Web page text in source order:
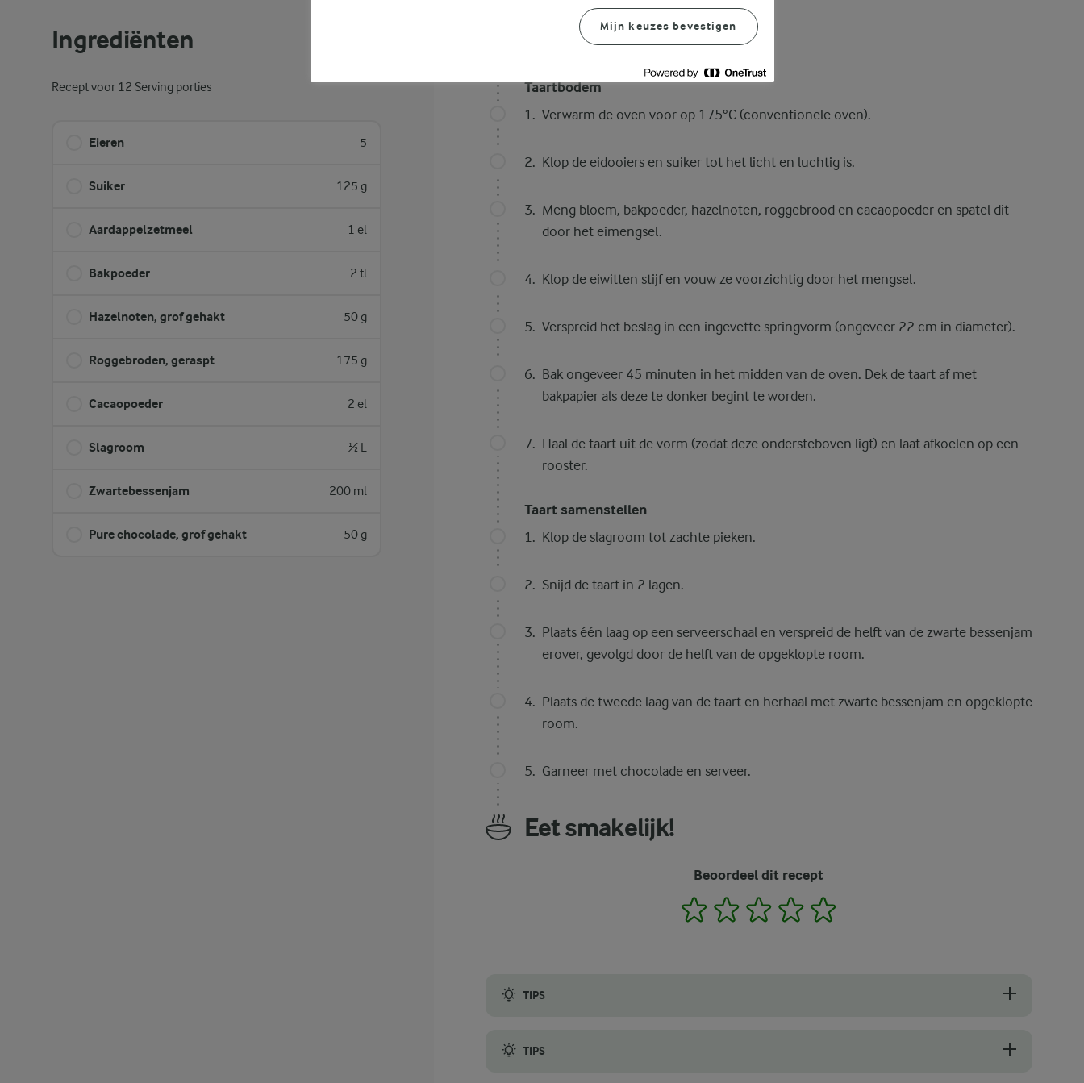
Ingrediënten
Recept voor 12 Serving porties
Eieren 5
Suiker 125 g
Aardappelzetmeel 1 el
Bakpoeder 2 tl
Hazelnoten, grof gehakt 50 g
Roggebroden, geraspt 175 g
Cacaopoeder 2 el
Slagroom ½ L
Zwartebessenjam 200 ml
Pure chocolade, grof gehakt 50 g
Bereidingswijze
Taartbodem
Verwarm de oven voor op 175°C (conventionele oven).
Klop de eidooiers en suiker tot het licht en luchtig is.
Meng bloem, bakpoeder, hazelnoten, roggebrood en cacaopoeder en spatel dit
door het eimengsel.
Klop de eiwitten stijf en vouw ze voorzichtig door het mengsel.
Verspreid het beslag in een ingevette springvorm (ongeveer 22 cm in diameter).
Bak ongeveer 45 minuten in het midden van de oven. Dek de taart af met
bakpapier als deze te donker begint te worden.
Haal de taart uit de vorm (zodat deze ondersteboven ligt) en laat afkoelen op een
rooster.
Taart samenstellen
Klop de slagroom tot zachte pieken.
Snijd de taart in 2 lagen.
Plaats één laag op een serveerschaal en verspreid de helft van de zwarte bessenjam
erover, gevolgd door de helft van de opgeklopte room.
Plaats de tweede laag van de taart en herhaal met zwarte bessenjam en opgeklopte
room.
Garneer met chocolade en serveer.
Eet smakelijk!
Beoordeel dit recept
1 2 3 4
TIPS
TIPS
Mijn keuzes bevestigen